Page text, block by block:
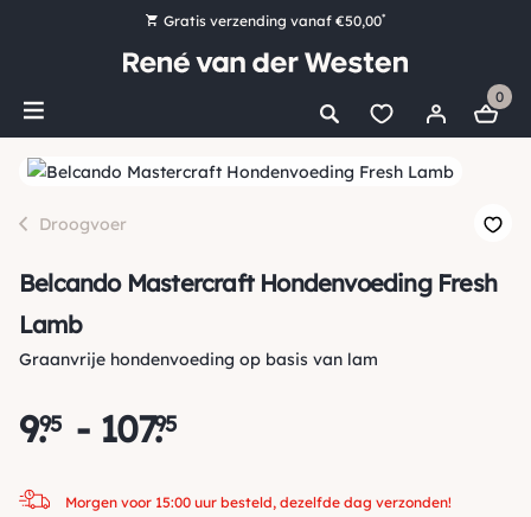
Gratis verzending vanaf €50,00*
Bestel nu, betaal later met Klarna
Ruim 16.000 artikelen op voorraad
0
Droogvoer
Belcando Mastercraft Hondenvoeding Fresh
Lamb
Graanvrije hondenvoeding op basis van lam
9.
95 - 107.
95
Morgen voor 15:00 uur besteld, dezelfde dag verzonden!